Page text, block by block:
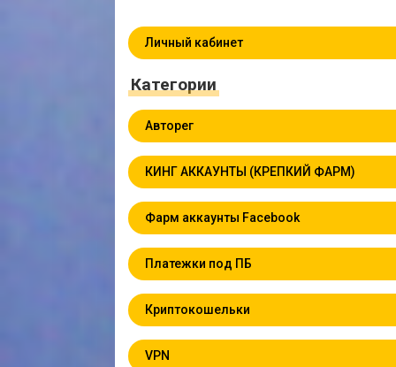
Личный кабинет
Категории
Авторег
КИНГ АККАУНТЫ (КРЕПКИЙ ФАРМ)
Фарм аккаунты Facebook
Платежки под ПБ
Криптокошельки
VPN